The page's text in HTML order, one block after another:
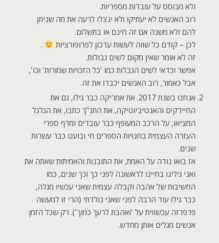
ולא מבוסס על עובדות מספריות.
רוב האנשים לא יעתיקו ולא ינצלו לרעה את מה שניתן
להם ולא משנה אם זה חינם או בתשלום.
לכן – קודם כל שווה לעשות עדכון לפרופורציות
.
זה לא אומר שאין מקום לשים גבולות.
אפשר וכדאי לשים הגבלות כמו 'כל הזכויות שמורות' וכו',
אבל כאמור, רוב האנשים יכבדו את זה.
אנחנו בשנת 2017. את אמריקה כבר גילו, גם את
החיידקים והאנטיביוטיקה, את התנ"ך כתבו, את הגלגל
המציאו, על הרכב המעופף כבר עובדים ומדף ספרי
העזרה העצמית בחנויות הספרים חי ובועט כבר עשרות
שנים.
אז בואו נודה על האמת, את התובנות והאמיתות שאתה את
ואני גילינו בחיינו לראשונה לפני כך וכך שנים, כמו
החשיבות של אהבה וקבלה עצמית שאני עכשיו מגלה,
כבר גילו עוד הרבה לפני שאני נולדתי (הרי זו למעשה
פרפרזה עכשווית על 'ואהבת לרעך כמוך'). רק שכל הזמן
אנשים מגלים אותן מחדש.